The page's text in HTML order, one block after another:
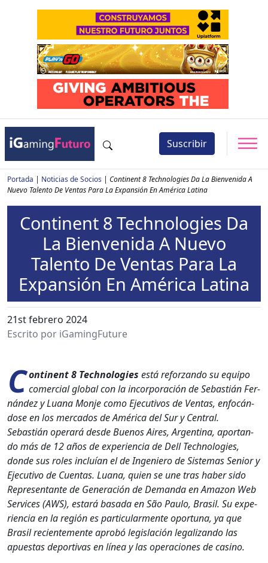
Suscribir
Portada | Noticias de Socios | Continent 8 Technologies Da La Bienvenida A
Nuevo Talento De Ventas Para La Expansión En América Latina
Continent 8 Technologies Da
La Bienvenida A Nuevo
Talento De Ventas Para La
Expansión En América Latina
21st febrero 2024
Escrito por iGamingFuture
Con­ti­nent 8 Tech­nolo­gies está reforzan­do su equipo
com­er­cial glob­al con la incor­po­ración de Sebastián Fer­
nán­dez y Lua­na Mon­je como Ejec­u­tivos de Ven­tas, enfocán­
dose en los mer­ca­dos de Améri­ca del Sur y Cen­tral.
Sebastián oper­ará des­de Buenos Aires, Argenti­na, apor­tan­
do más de 12 años de expe­ri­en­cia de Dell Tech­nolo­gies,
donde sus roles incluían el de Inge­niero de Sis­temas Senior y
Ejec­u­ti­vo de Cuen­tas. Lua­na, quien se une tras haber sido
Rep­re­sen­tante de Gen­eración de Deman­da en Ama­zon Web
Ser­vices (AWS), estará basa­da en São Paulo, Brasil. Su expe­
ri­en­cia en la región es par­tic­u­lar­mente opor­tu­na, ya que
Brasil recien­te­mente aprobó leg­is­lación legal­izan­do las
apues­tas deporti­vas en línea y las opera­ciones de casi­no.